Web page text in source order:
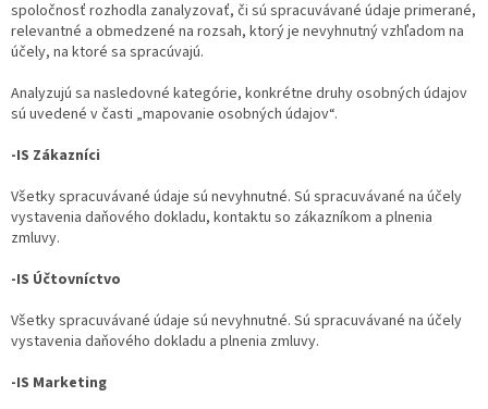
spoločnosť rozhodla zanalyzovať, či sú spracuvávané údaje primerané,
relevantné a obmedzené na rozsah, ktorý je nevyhnutný vzhľadom na
účely, na ktoré sa spracúvajú.
Analyzujú sa nasledovné kategórie, konkrétne druhy osobných údajov
sú uvedené v časti „mapovanie osobných údajov“.
-IS Zákazníci
Všetky spracuvávané údaje sú nevyhnutné. Sú spracuvávané na účely
vystavenia daňového dokladu, kontaktu so zákazníkom a plnenia
zmluvy.
-IS Účtovníctvo
Všetky spracuvávané údaje sú nevyhnutné. Sú spracuvávané na účely
vystavenia daňového dokladu a plnenia zmluvy.
-IS Marketing